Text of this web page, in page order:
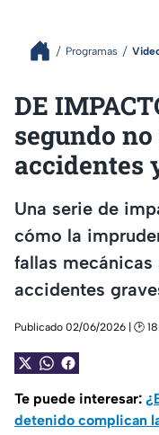
Programas
DE
segundo
accidentes
Una serie de
cómo la
fallas mecánicas
accidentes
Publicado 02/06/2026 | 🕑
Te puede interesar:
detenido complican